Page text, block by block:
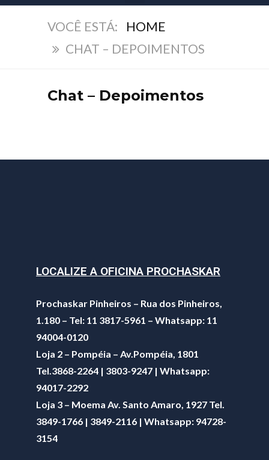
HOME
CHAT – DEPOIMENTOS
Chat – Depoimentos
LOCALIZE A OFICINA PROCHASKAR
Prochaskar Pinheiros – Rua dos Pinheiros,
1.180 – Tel: 11 3817-5961 – Whatsapp: 11
94004-0120
Loja 2 – Pompéia – Av.Pompéia, 1801
Tel.3868-2264 | 3803-9247 | Whatsapp:
94017-2292
Loja 3 – Moema Av. Santo Amaro, 1927 Tel.
3849-1766 | 3849-2116 | Whatsapp: 94728-
3154